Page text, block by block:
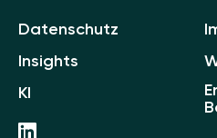
Datenschutz
Insights
KI